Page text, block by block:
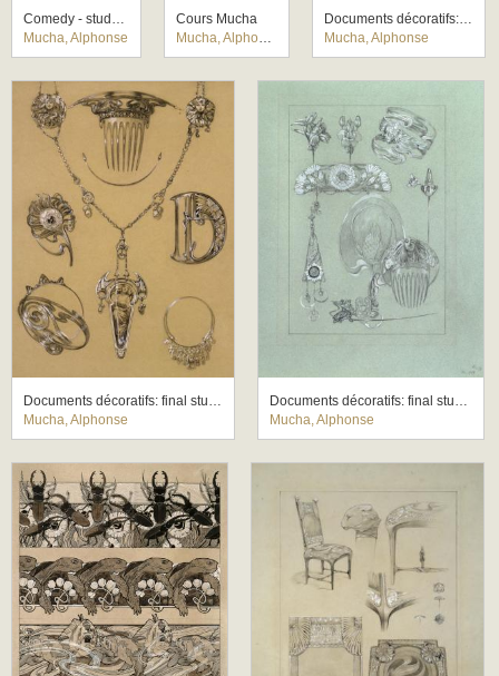
Comedy - study for a mural for the German theatre New York
Mucha, Alphonse
Cours Mucha
Mucha, Alphonse
Documents décoratifs: final study for Plate 43
Mucha, Alphonse
Documents décoratifs: final study for Plate 49
Mucha, Alphonse
Documents décoratifs: final study for Plate 50
Mucha, Alphonse